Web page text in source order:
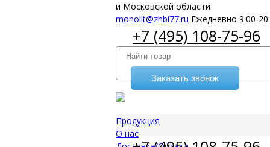
и Московской области
monolit@zhbi77.ru Ежедневно 9:00-
+7 (495) 108-75-96
Заказать звонок
Продукция
О нас